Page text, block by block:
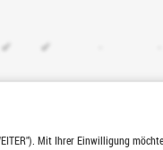
Mit Ihrer Einwilligung
✔ ✔